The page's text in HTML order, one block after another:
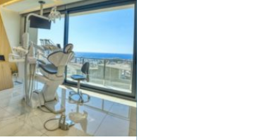
VVS-installatører en
central rolle for både
boligejere og virks...